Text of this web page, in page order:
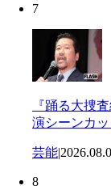
7
『踊る大捜
演シーンカ
芸能|
8